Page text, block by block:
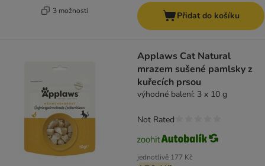
3 možností Přidat do košíku
Applaws Cat Natural
mrazem sušené pamlsky z
kuřecích prsou
výhodné balení: 3 x 10 g
jednotlivě 177 Kč
Not Rated